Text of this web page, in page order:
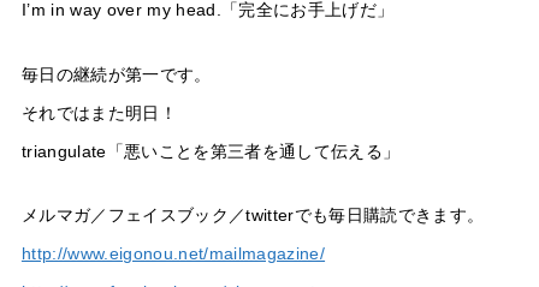
I’m in way over my head.「完全にお手上げだ」
毎日の継続が第一です。
それではまた明日！
triangulate「悪いことを第三者を通して伝える」
メルマガ／フェイスブック／twitterでも毎日購読できます。
http://www.eigonou.net/mailmagazine/